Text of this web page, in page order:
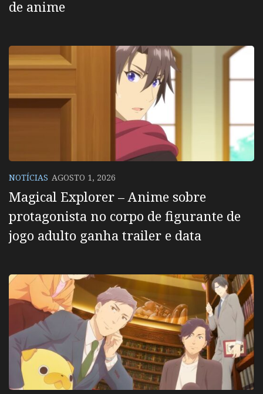
de anime
NOTÍCIAS AGOSTO 1, 2026
Magical Explorer – Anime sobre
protagonista no corpo de figurante de
jogo adulto ganha trailer e data